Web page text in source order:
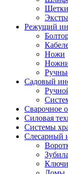
Режущий
Ножи
Садовый
Сварочное
Силовая
Системы
Слесарный
Зубила
Ключи